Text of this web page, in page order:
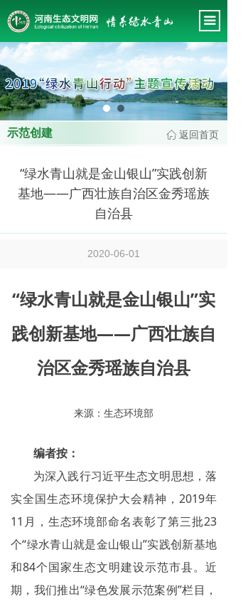
끀
首页
关于我们
会务管理
专题工作
政策法规
会员风采
新闻中心
这里有最新的公司动态，这里有最新的网站设计、移
动端设计、网页相关内容与你分享
“绿水青山就是金山银山”实践创新
基地——广西壮族自治区金秀瑶族
自治县
“绿水青山就是金山银山”实
践创新基地——广西壮族自
治区金秀瑶族自治县
来源：生态环境部
编者按：
为深入践行习近平生态文明思想，落
实全国生态环境保护大会精神，2019年
11月，生态环境部命名表彰了第三批23
个“绿水青山就是金山银山”实践创新基地
和84个国家生态文明建设示范市县。近
期，我们推出“绿色发展示范案例”栏目，
2020-06-01
示范创建 ꀇ 返回首页